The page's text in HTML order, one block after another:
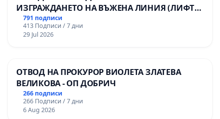
ИЗГРАЖДАНЕТО НА ВЪЖЕНА ЛИНИЯ (ЛИФТ)
НА ТЕРИТОРИЯТА НА ПРИРОДНА
ЗАБЕЛЕЖИТЕЛНОСТ „ХЪЛМ НА
ОСВОБОДИТЕЛИТЕ“ (БУНАРДЖИК)
791 подписи
413 Подписи / 7 дни
29 Jul 2026
ОТВОД НА ПРОКУРОР ВИОЛЕТА ЗЛАТЕВА
ВЕЛИКОВА - ОП ДОБРИЧ
266 подписи
266 Подписи / 7 дни
6 Aug 2026